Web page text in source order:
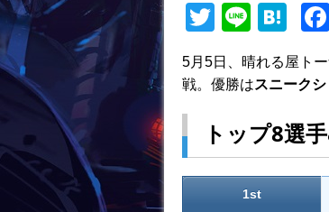
T
itt
Li
n
e
H
e
a
5月5日、晴れる屋ト
戦。優勝はスニーク
トップ8選
1st